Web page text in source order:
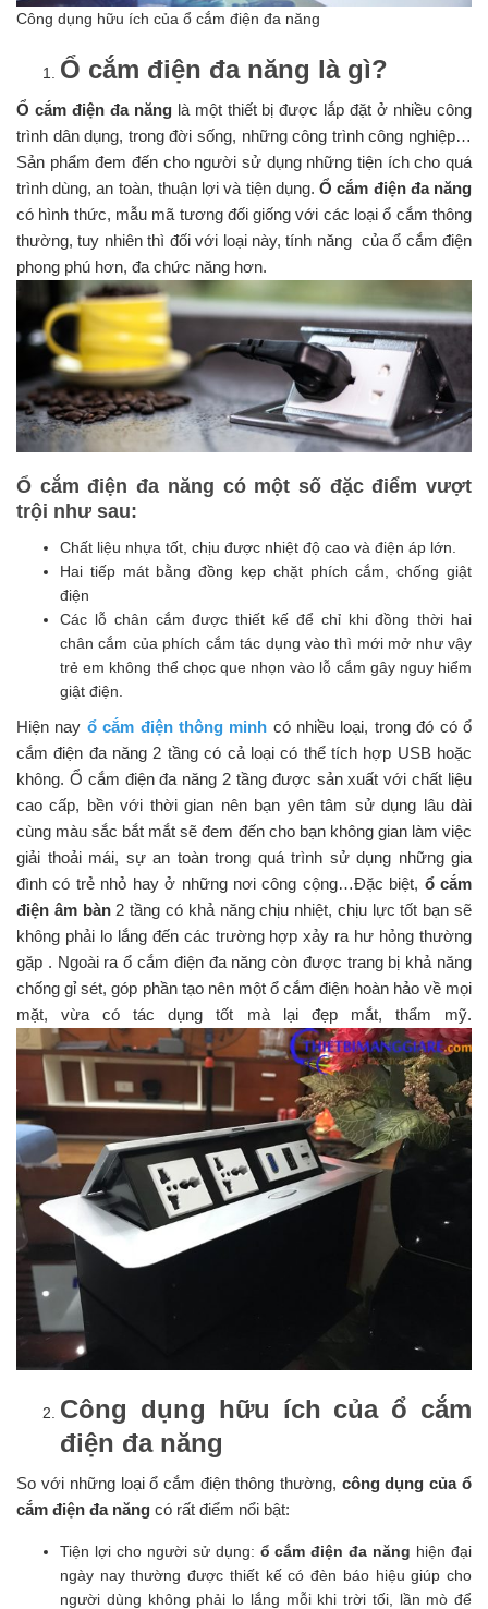
Công dụng hữu ích của ổ cắm điện đa năng
Ổ cắm điện đa năng là gì?
Ổ cắm điện đa nănglà một thiết bị được lắp đặt ở nhiều công
trình dân dụng, trong đời sống, những công trình công nghiệp…
Sản phẩm đem đến cho người sử dụng những tiện ích cho quá
trình dùng, an toàn, thuận lợi và tiện dụng.Ổ cắm điện đa năng
có hình thức, mẫu mã tương đối giống với các loại ổ cắm thông
thường, tuy nhiên thì đối với loại này, tính năng của ổ cắm điện
phong phú hơn, đa chức năng hơn.
Ổ cắm điện đa năng có một số đặc điểm vượt
trội như sau:
Chất liệu nhựa tốt, chịu được nhiệt độ cao và điện áp lớn.
Hai tiếp mát bằng đồng kẹp chặt phích cắm, chống giật
điện
Các lỗ chân cắm được thiết kế để chỉ khi đồng thời hai
chân cắm của phích cắm tác dụng vào thì mới mở như vậy
trẻ em không thể chọc que nhọn vào lỗ cắm gây nguy hiểm
giật điện.
Hiện nay ổ cắm điện thông minh có nhiều loại, trong đó có ổ
cắm điện đa năng 2 tầng có cả loại có thể tích hợp USB hoặc
không. Ổ cắm điện đa năng 2 tầng được sản xuất với chất liệu
cao cấp, bền với thời gian nên bạn yên tâm sử dụng lâu dài
cùng màu sắc bắt mắt sẽ đem đến cho bạn không gian làm việc
giải thoải mái, sự an toàn trong quá trình sử dụng những gia
đình có trẻ nhỏ hay ở những nơi công cộng…Đặc biệt, ổ cắm
điện âm bàn2 tầng có khả năng chịu nhiệt, chịu lực tốt bạn sẽ
không phải lo lắng đến các trường hợp xảy ra hư hỏng thường
gặp . Ngoài ra ổ cắm điện đa năng còn được trang bị khả năng
chống gỉ sét, góp phần tạo nên một ổ cắm điện hoàn hảo về mọi
mặt, vừa có tác dụng tốt mà lại đẹp mắt, thẩm mỹ.
Công dụng hữu ích của ổ cắm
điện đa năng
So với những loại ổ cắm điện thông thường, công dụng của ổ
cắm điện đa năng có rất điểm nổi bật:
Tiện lợi cho người sử dụng: ổ cắm điện đa năng hiện đại
ngày nay thường được thiết kế có đèn báo hiệu giúp cho
người dùng không phải lo lắng mỗi khi trời tối, lần mò để